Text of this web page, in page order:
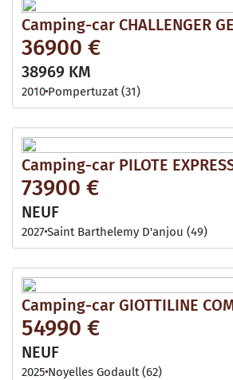
Camping-car CHALLENGER
36900 €
38969 KM
2010 Pompertuzat (31)
Camping-car PILOTE
73900 €
NEUF
2027Saint Barthelemy D'anjou (49)
Camping-car GIOTTILINE
54990 €
NEUF
2025 Noyelles Godault (62)